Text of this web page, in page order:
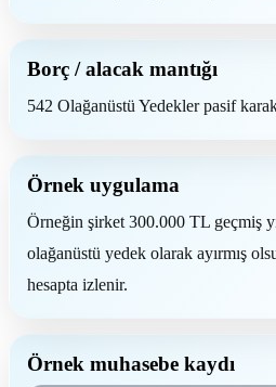
Borç / alacak mantığı
542 Olağanüstü Yedekler pasif
Örnek uygulama
Örneğin şirket 300.000 TL geçmiş
olağanüstü yedek olarak ayırmış
hesapta izlenir.
Örnek muhasebe kaydı